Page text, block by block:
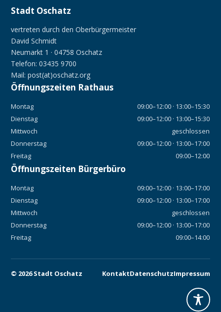
Stadt Oschatz
vertreten durch den Oberbürgermeister
David Schmidt
Neumarkt 1 · 04758 Oschatz
Telefon: 03435 9700
Mail: post(at)oschatz.org
Öffnungszeiten Rathaus
Montag
09:00–12:00 · 13:00–15:30
Dienstag
09:00–12:00 · 13:00–15:30
Mittwoch
geschlossen
Donnerstag
09:00–12:00 · 13:00–17:00
Freitag
09:00–12:00
Öffnungszeiten Bürgerbüro
Montag
09:00–12:00 · 13:00–17:00
Dienstag
09:00–12:00 · 13:00–17:00
Mittwoch
geschlossen
Donnerstag
09:00–12:00 · 13:00–17:00
Freitag
09:00–14:00
© 2026Stadt Oschatz KontaktDatenschutzImpressum